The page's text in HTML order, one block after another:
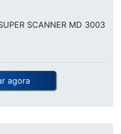
SCANNER MD 3003
agora